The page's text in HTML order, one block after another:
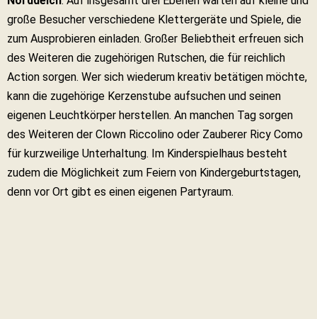
große Besucher verschiedene Klettergeräte und Spiele, die
zum Ausprobieren einladen. Großer Beliebtheit erfreuen sich
des Weiteren die zugehörigen Rutschen, die für reichlich
Action sorgen. Wer sich wiederum kreativ betätigen möchte,
kann die zugehörige Kerzenstube aufsuchen und seinen
eigenen Leuchtkörper herstellen. An manchen Tag sorgen
des Weiteren der Clown Riccolino oder Zauberer Ricy Como
für kurzweilige Unterhaltung. Im Kinderspielhaus besteht
zudem die Möglichkeit zum Feiern von Kindergeburtstagen,
denn vor Ort gibt es einen eigenen Partyraum.